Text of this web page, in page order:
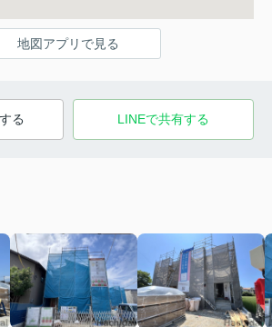
地図アプリで見る
る LINEで共有する